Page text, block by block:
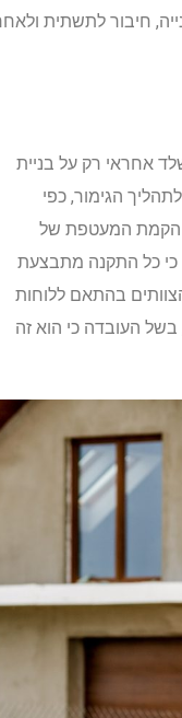
חיבור לתשתית
אחראי רק על בניית
הגימור, כפי
הקמת המעטפת של
כי כל התקנה מתבצעת
בהתאם ללוחות
העובדה כי הוא זה